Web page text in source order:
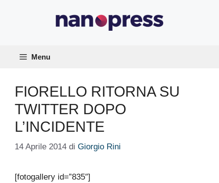
Menu
FIORELLO RITORNA SU
TWITTER DOPO
L’INCIDENTE
14 Aprile 2014 di Giorgio Rini
[fotogallery id=”835″]